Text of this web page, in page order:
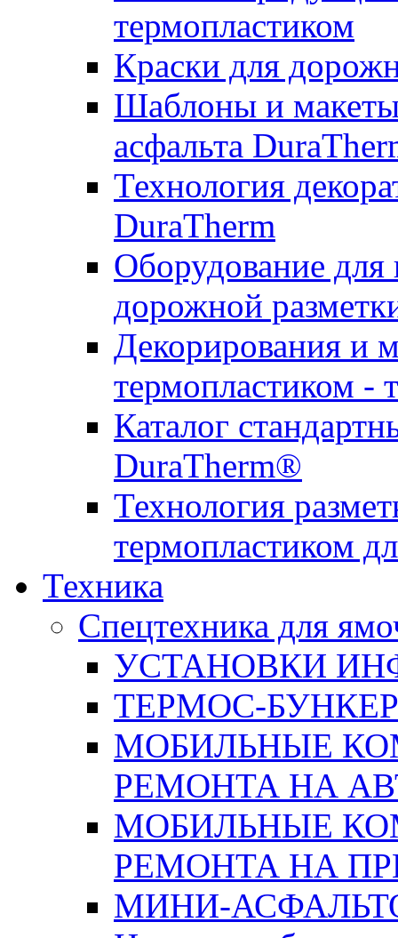
термопластиком
Краски для
Шаблоны и макеты
асфальта
Технология
DuraTherm
Оборудование для
дорожной
Декорирования и
термопластиком -
Каталог
DuraTherm®
Технология
термопластиком
Техника
Спецтехника для
УСТАНОВКИ
ТЕРМОС-
МОБИЛЬНЫЕ
РЕМОНТА НА
МОБИЛЬНЫЕ
РЕМОНТА НА
МИНИ-